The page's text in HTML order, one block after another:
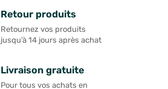
Retour produits
Retournez vos produits
jusqu’à 14 jours après achat
Livraison gratuite
Pour tous vos achats en